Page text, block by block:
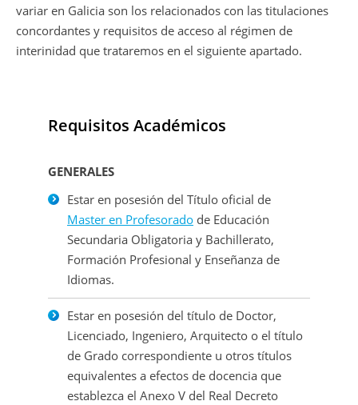
variar en Galicia son los relacionados con las titulaciones
concordantes y requisitos de acceso al régimen de
interinidad que trataremos en el siguiente apartado.
Requisitos Académicos
GENERALES
Estar en posesión del Título oficial de
Master en Profesorado de Educación
Secundaria Obligatoria y Bachillerato,
Formación Profesional y Enseñanza de
Idiomas.
Estar en posesión del título de Doctor,
Licenciado, Ingeniero, Arquitecto o el título
de Grado correspondiente u otros títulos
equivalentes a efectos de docencia que
establezca el Anexo V del Real Decreto